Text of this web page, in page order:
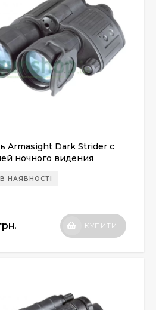
Armasight Dark Strider с
ночного видения
НАЯВНОСТІ
КУПИТИ